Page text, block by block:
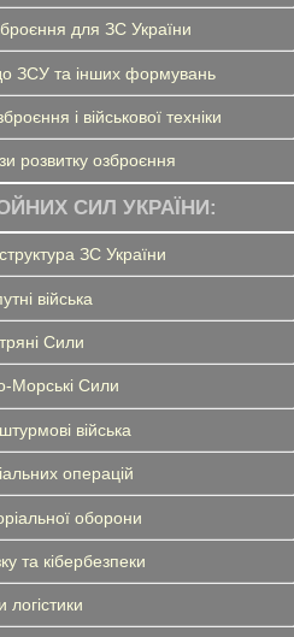
для ЗС України
ЗСУ та інших формувань
і військової техніки
розвитку озброєння
СИЛ УКРАЇНИ:
ЗС України
війська
Сили
Морські Сили
війська
операцій
оборони
та кібербезпеки
логістики